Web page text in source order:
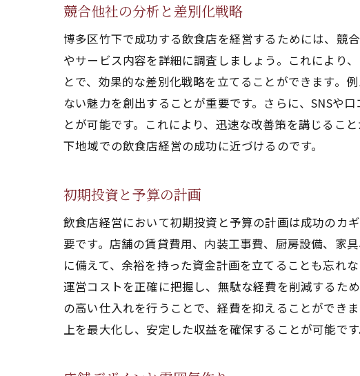
一人
リピ
口コ
クレ
イベ
消費
競合
市場
顧客
定期
競合他社の分析と差別化戦略
博多区竹下で成功する飲食店を経営するためには、競
やサービス内容を詳細に調査しましょう。これにより
とで、効果的な差別化戦略を立てることができます。
ない魅力を創出することが重要です。さらに、SNSや
とが可能です。これにより、迅速な改善策を講じるこ
下地域での飲食店経営の成功に近づけるのです。
初期投資と予算の計画
飲食店経営において初期投資と予算の計画は成功のカ
要です。店舗の賃貸費用、内装工事費、厨房設備、家
に備えて、余裕を持った資金計画を立てることも忘れ
運営コストを正確に把握し、無駄な経費を削減するた
の高い仕入れを行うことで、経費を抑えることができ
上を最大化し、安定した収益を確保することが可能です